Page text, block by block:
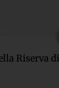
Riserva di